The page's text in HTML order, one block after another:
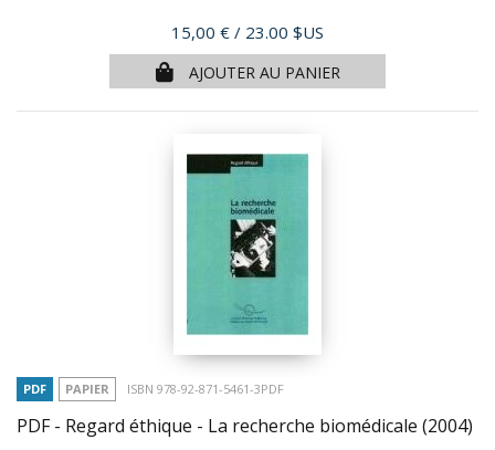
Prix
15,00 € / 23.00 $US
AJOUTER AU PANIER
PDF PAPIER ISBN 978-92-871-5461-3PDF
PDF - Regard éthique - La recherche biomédicale (2004)